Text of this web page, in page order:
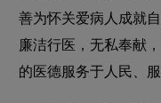
善为怀关爱病人成就
廉洁行医，无私奉献
的医德服务于人民、服